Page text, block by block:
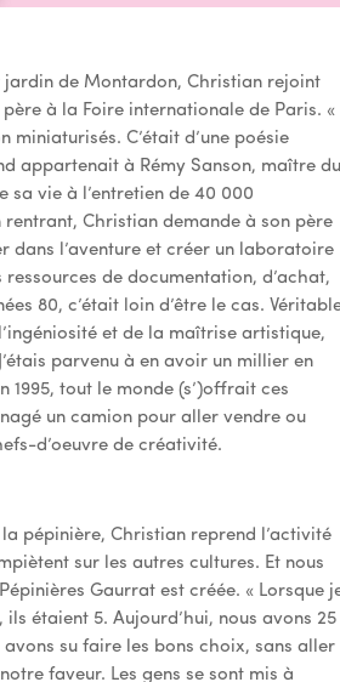
jardin de Montardon, Christian rejoint
père à la Foire internationale de Paris. «
miniaturisés. C’était d’une poésie
appartenait à Rémy Sanson, maître du
sa vie à l’entretien de 40 000
Christian demande à son père
dans l’aventure et créer un laboratoire
ressources de documentation, d’achat,
80, c’était loin d’être le cas.
et de la maîtrise artistique,
parvenu à en avoir un millier en
1995, tout le monde (s’)offrait ces
un camion pour aller vendre ou
d’oeuvre de créativité.
pépinière, Christian reprend l’activité
sur les autres cultures. Et nous
Gaurrat est créée. « Lorsque
étaient 5. Aujourd’hui, nous avons 25
su faire les bons choix, sans aller
faveur. Les gens se sont mis à